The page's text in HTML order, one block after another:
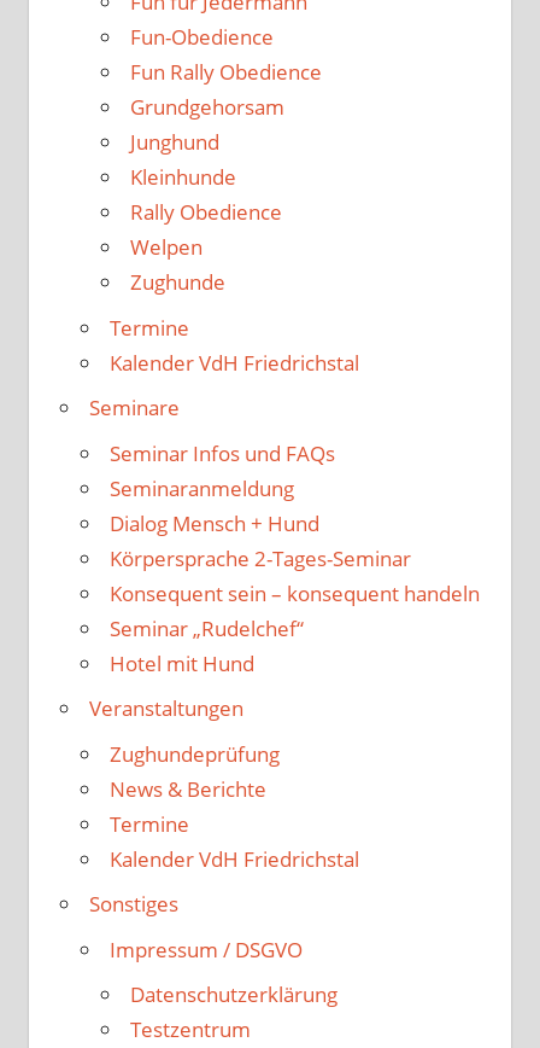
Fun-Obedience
Fun Rally Obedience
Grundgehorsam
Junghund
Kleinhunde
Rally Obedience
Welpen
Zughunde
Termine
Kalender VdH Friedrichstal
Seminare
Seminar Infos und FAQs
Seminaranmeldung
Dialog Mensch + Hund
Körpersprache 2-Tages-Seminar
Konsequent sein – konsequent handeln
Seminar „Rudelchef“
Hotel mit Hund
Veranstaltungen
Zughundeprüfung
News & Berichte
Termine
Kalender VdH Friedrichstal
Sonstiges
Impressum / DSGVO
Datenschutzerklärung
Testzentrum